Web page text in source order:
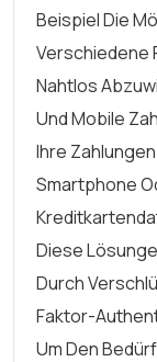
Beispiel Die
Verschiedene
Nahtlos
Und Mobile
Ihre
Smartphone
Diese
Durch
Faktor-
Um Den